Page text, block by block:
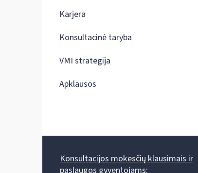
Karjera
Konsultacinė taryba
VMI strategija
Apklausos
Konsultacijos mokesčių klausimais ir
paslaugos gyventojams: